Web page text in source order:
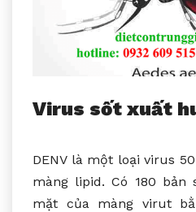
Virus sốt xuất
DENV là một loại virus
màng lipid. Có 180 bản
mặt của màng virut